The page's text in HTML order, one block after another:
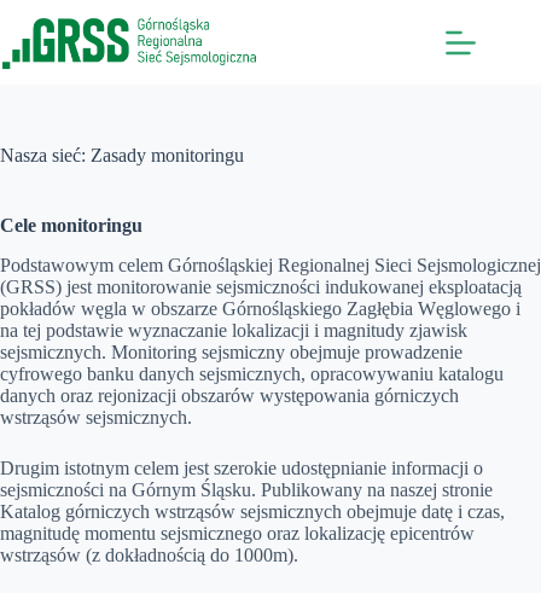
treści
Nasza sieć: Zasady monitoringu
Cele monitoringu
Podstawowym celem Górnośląskiej Regionalnej Sieci Sejsmologicznej
(GRSS) jest monitorowanie sejsmiczności indukowanej eksploatacją
pokładów węgla w obszarze Górnośląskiego Zagłębia Węglowego i
na tej podstawie wyznaczanie lokalizacji i magnitudy zjawisk
sejsmicznych. Monitoring sejsmiczny obejmuje prowadzenie
cyfrowego banku danych sejsmicznych, opracowywaniu katalogu
danych oraz rejonizacji obszarów występowania górniczych
wstrząsów sejsmicznych.
Drugim istotnym celem jest szerokie udostępnianie informacji o
sejsmiczności na Górnym Śląsku. Publikowany na naszej stronie
Katalog górniczych wstrząsów sejsmicznych obejmuje datę i czas,
magnitudę momentu sejsmicznego oraz lokalizację epicentrów
wstrząsów (z dokładnością do 1000m).